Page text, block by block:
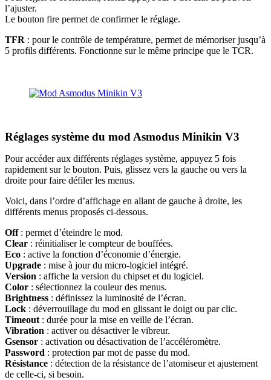
l’ajuster.
Le bouton fire permet de confirmer le réglage.
TFR : pour le contrôle de température, permet de mémoriser jusqu’à
5 profils différents. Fonctionne sur le même principe que le TCR.
Réglages système du mod Asmodus Minikin V3
Pour accéder aux différents réglages système, appuyez 5 fois
rapidement sur le bouton. Puis, glissez vers la gauche ou vers la
droite pour faire défiler les menus.
Voici, dans l’ordre d’affichage en allant de gauche à droite, les
différents menus proposés ci-dessous.
Off: permet d’éteindre le mod.
Clear : réinitialiser le compteur de bouffées.
Eco : active la fonction d’économie d’énergie.
Upgrade : mise à jour du micro-logiciel intégré.
Version : affiche la version du chipset et du logiciel.
Color : sélectionnez la couleur des menus.
Brightness : définissez la luminosité de l’écran.
Lock : déverrouillage du mod en glissant le doigt ou par clic.
Timeout : durée pour la mise en veille de l’écran.
Vibration : activer ou désactiver le vibreur.
Gsensor : activation ou désactivation de l’accéléromètre.
Password : protection par mot de passe du mod.
Résistance : détection de la résistance de l’atomiseur et ajustement
de celle-ci, si besoin.